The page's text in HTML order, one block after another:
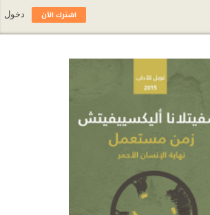
اشترك الآن دخول